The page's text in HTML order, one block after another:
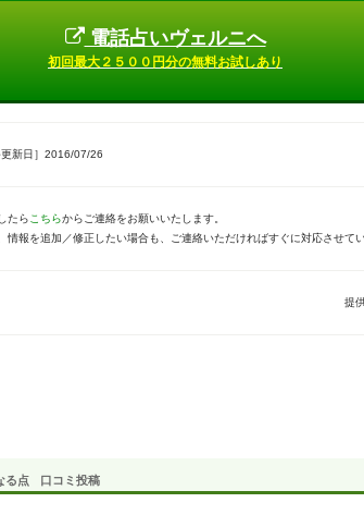
電話占いヴェルニへ
初回最大２５００円分の無料お試しあり
新日］2016/07/26
たらこちらからご連絡をお願いいたします。
情報を追加／修正したい場合も、ご連絡いただければすぐに対応させてい
提
る点 口コミ投稿